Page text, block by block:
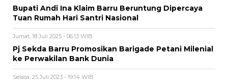
Bupati Andi Ina Klaim Barru Beruntung Dipercaya
Tuan Rumah Hari Santri Nasional
Jumat, 18 Juli 2025 - 06:13 WIB
Pj Sekda Barru Promosikan Barigade Petani Milenial
ke Perwakilan Bank Dunia
Selasa, 25 Juli 2023 - 19:14 WIB